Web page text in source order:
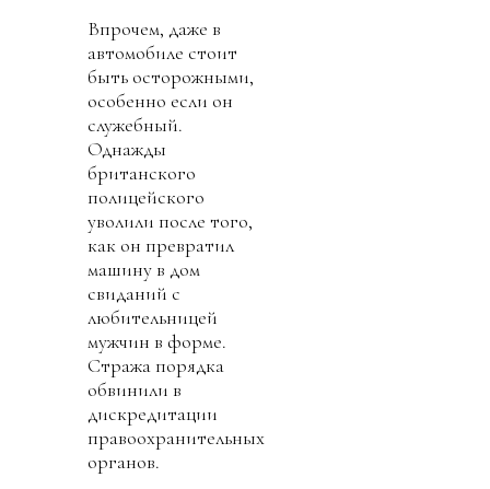
Впрочем, даже в
автомобиле стоит
быть осторожными,
особенно если он
служебный.
Однажды
британского
полицейского
уволили после того,
как он превратил
машину в дом
свиданий с
любительницей
мужчин в форме.
Стража порядка
обвинили в
дискредитации
правоохранительных
органов.